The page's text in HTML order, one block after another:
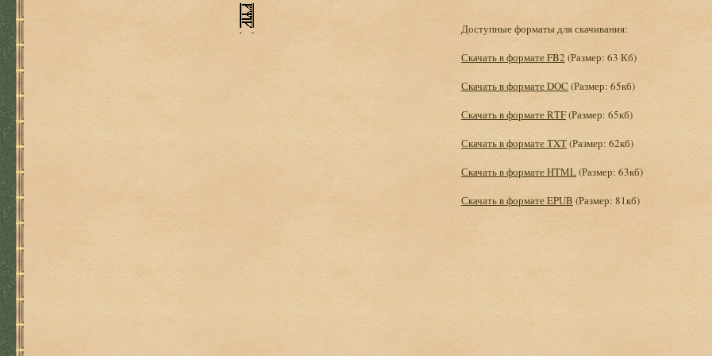
Доступные форматы для скачивания:
Скачать в формате FB2 (Размер: 63 Кб)
Скачать в формате DOC (Размер: 65кб)
Скачать в формате RTF(Размер: 65кб)
Скачать в формате TXT(Размер: 62кб)
Скачать в формате HTML(Размер: 63кб)
Скачать в формате EPUB (Размер: 81кб)